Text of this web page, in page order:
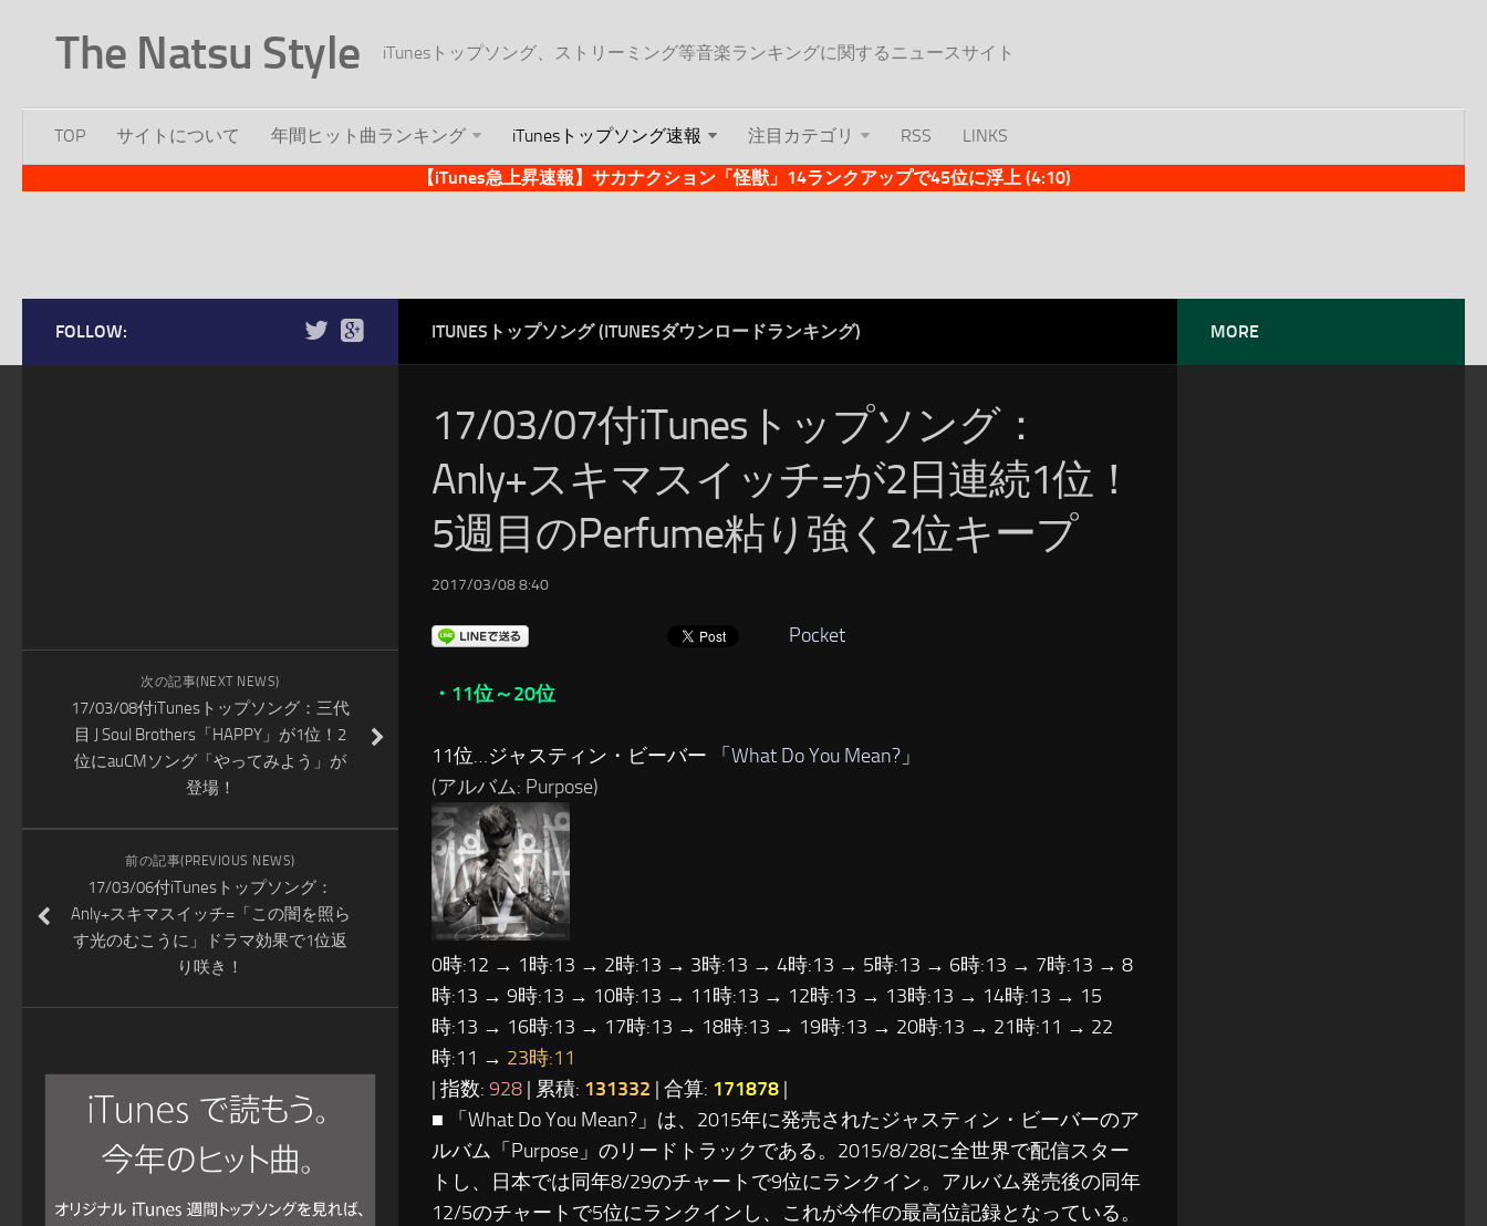
The Natsu Style iTunesトップソング、ストリーミング等音楽ランキングに関するニュースサイト
TOP サイトについて 年間ヒット曲ランキング iTunesトップソング速報 注目カテゴリ RSS
LINKS
【iTunes急上昇速報】サカナクション「怪獣」14ランクアップで45位に浮上 (4:10)
ITUNESトップソング (ITUNESダウンロードランキング)
17/03/07付iTunesトップソング：
Anly+スキマスイッチ=が2日連続1位！
5週目のPerfume粘り強く2位キープ
2017/03/08 8:40
Pocket
・11位～20位
11位…ジャスティン・ビーバー 「 What Do You Mean? 」
(アルバム: Purpose)
0時:12 → 1時:13 → 2時:13 → 3時:13 → 4時:13 → 5時:13 → 6時:13 → 7時:13 → 8
時:13 → 9時:13 → 10時:13 → 11時:13 → 12時:13 → 13時:13 → 14時:13 → 15
時:13 → 16時:13 → 17時:13 → 18時:13 → 19時:13 → 20時:13 → 21時:11 → 22
時:11 → 23時:11
| 指数: 928 | 累積: 131332 | 合算: 171878 |
■ 「What Do You Mean?」は、2015年に発売されたジャスティン・ビーバーのア
ルバム「Purpose」のリードトラックである。2015/8/28に全世界で配信スター
トし、日本では同年8/29のチャートで9位にランクイン。アルバム発売後の同年
12/5のチャートで5位にランクインし、これが今作の最高位記録となっている。
FOLLOW:
次の記事(NEXT NEWS)
17/03/08付iTunesトップソング：三代
目 J Soul Brothers「HAPPY」が1位！2
位にauCMソング「やってみよう」が
登場！
前の記事(PREVIOUS NEWS)
17/03/06付iTunesトップソング：
Anly+スキマスイッチ=「この闇を照ら
す光のむこうに」ドラマ効果で1位返
り咲き！
MORE